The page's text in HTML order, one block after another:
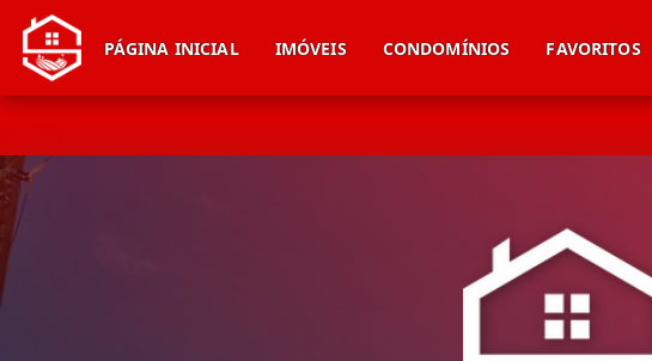
PÁGINA INICIAL IMÓVEIS CONDOMÍNIOS FAVORITOS